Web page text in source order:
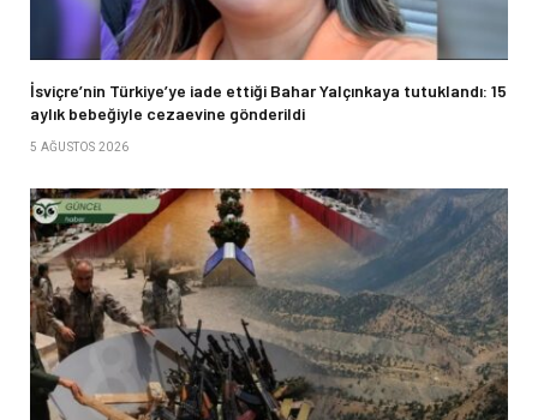
İsviçre’nin Türkiye’ye iade ettiği Bahar Yalçınkaya tutuklandı: 15
aylık bebeğiyle cezaevine gönderildi
5 AĞUSTOS 2026